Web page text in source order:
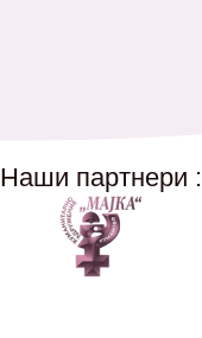
Наши партнери :